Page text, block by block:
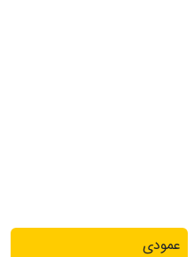
عمودی